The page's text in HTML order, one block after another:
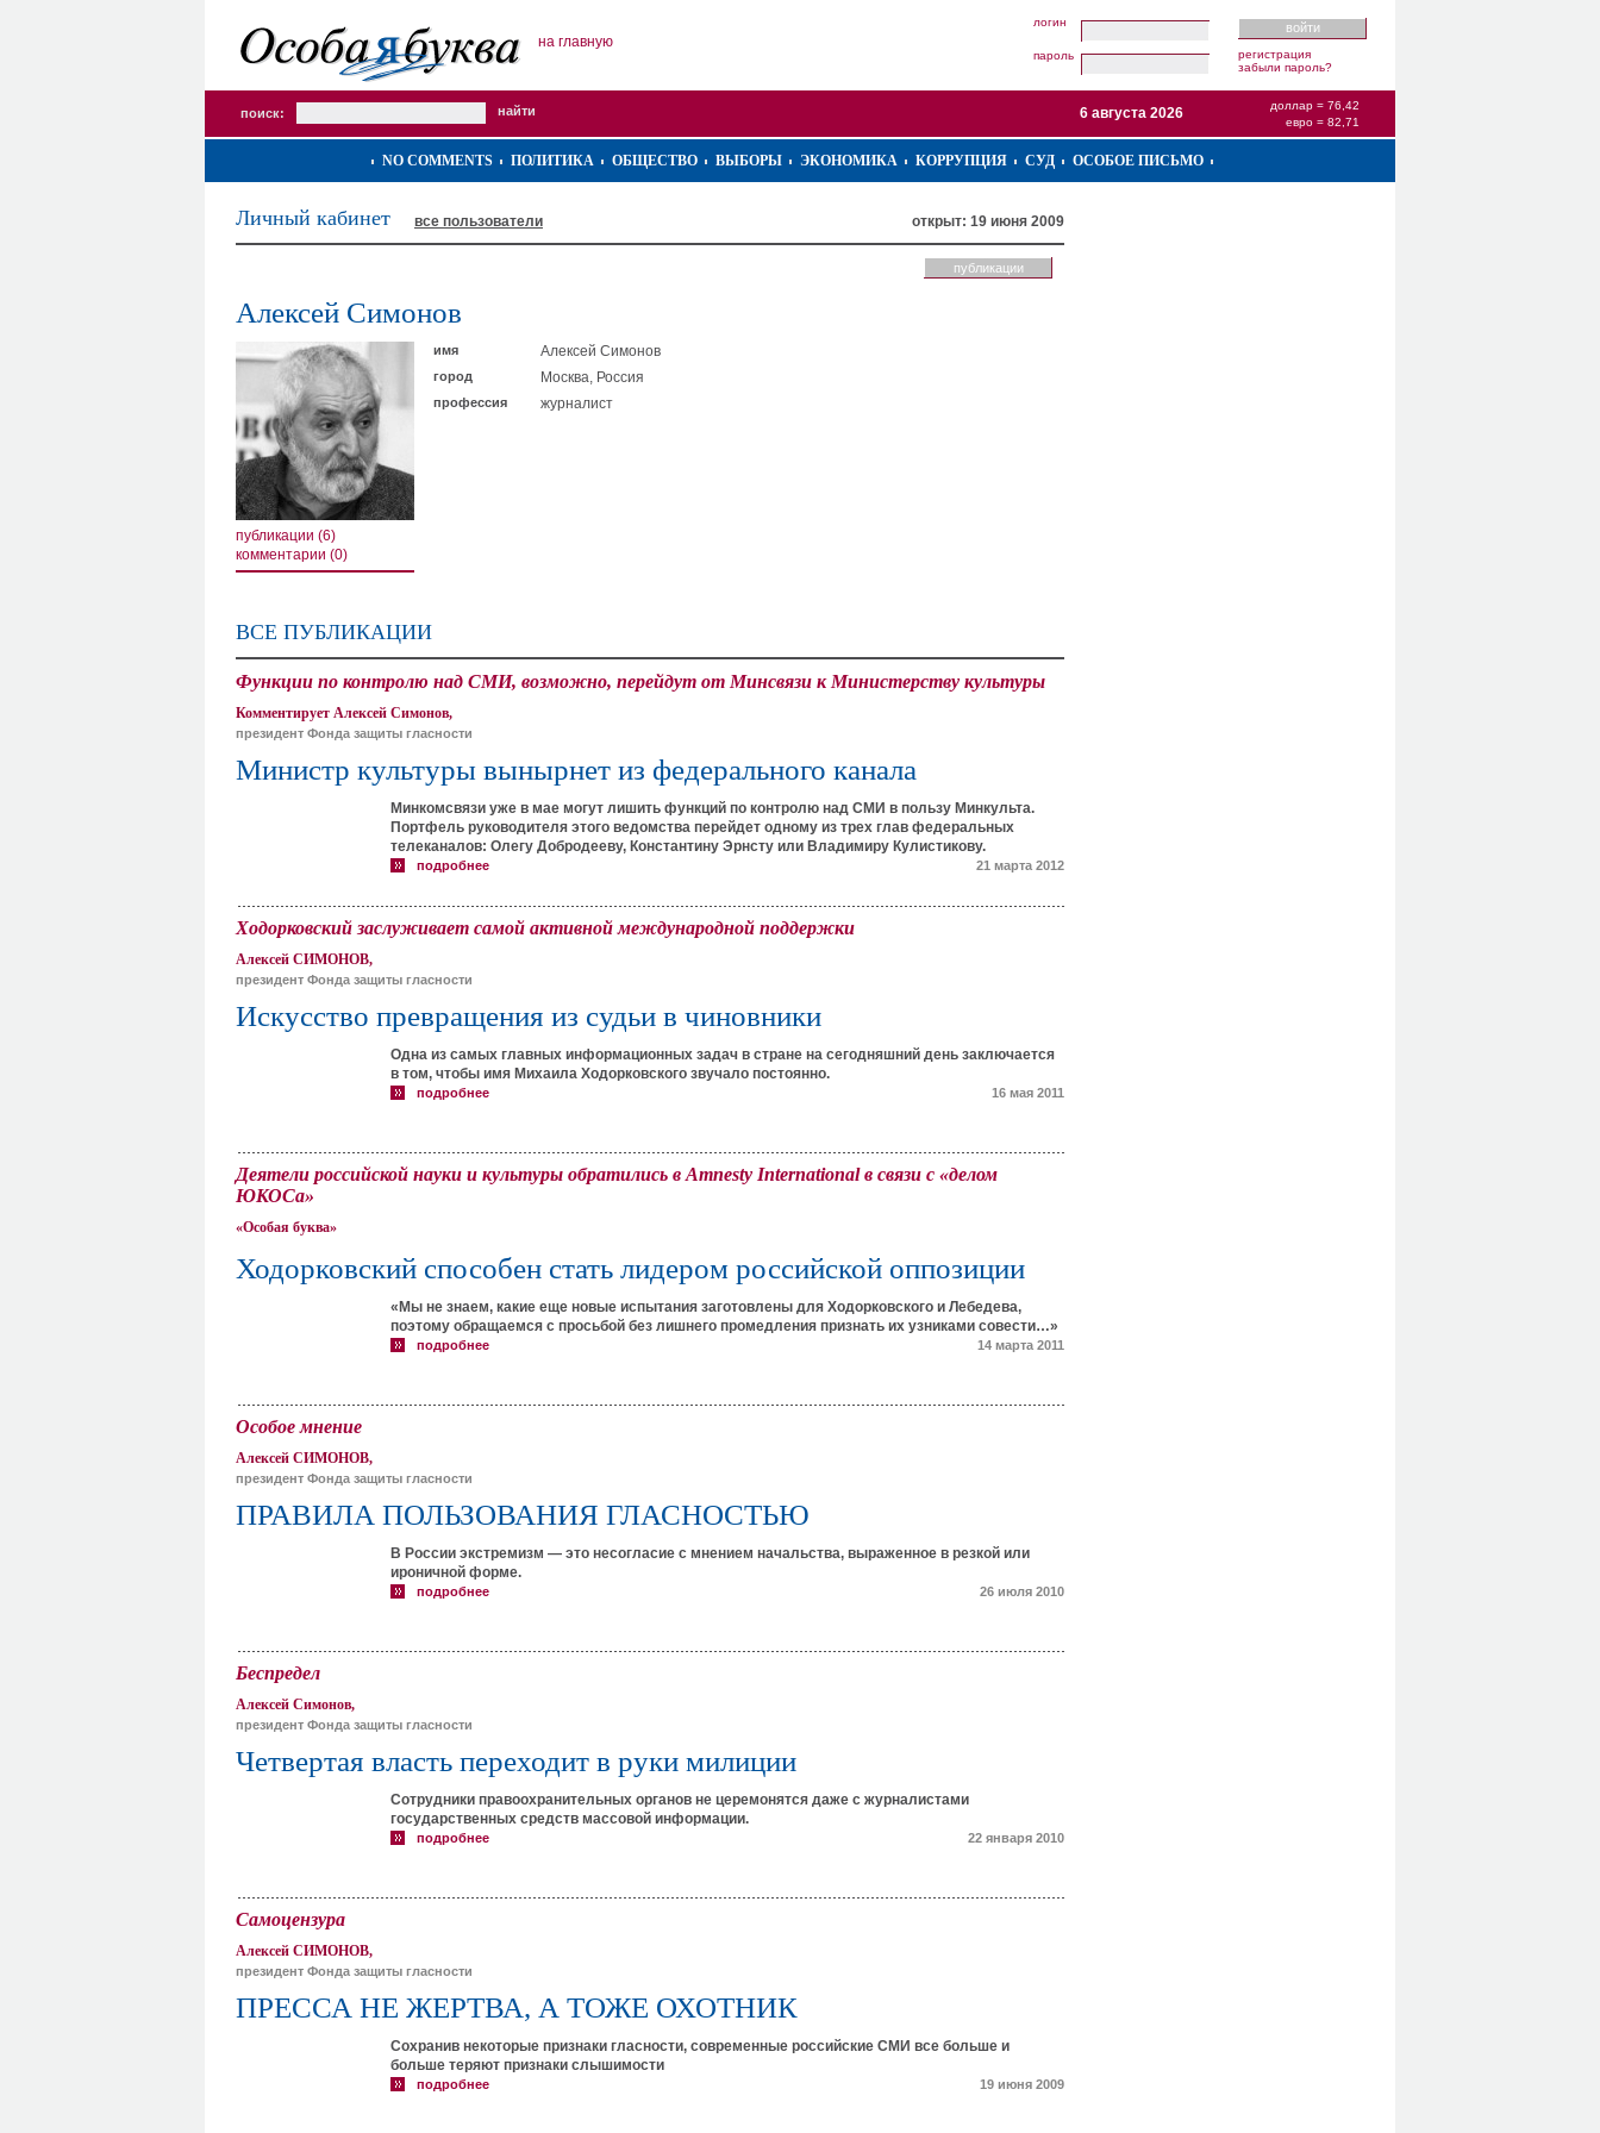
на главную
логин
пароль
регистрация
забыли пароль?
поиск:
доллар = 76,42
евро = 82,71
6 августа 2026
NO COMMENTS ПОЛИТИКА ОБЩЕСТВО ВЫБОРЫ ЭКОНОМИКА КОРРУПЦИЯ СУД ОСОБОЕ ПИСЬМО
открыт: 19 июня 2009
Личный кабинет все пользователи
публикации
Алексей Симонов
публикации (6)
комментарии (0)
имя Алексей Симонов
город Москва, Россия
профессия журналист
ВСЕ ПУБЛИКАЦИИ
Функции по контролю над СМИ, возможно, перейдут от Минсвязи к Министерству культуры
Комментирует Алексей Симонов,
президент Фонда защиты гласности
Министр культуры вынырнет из федерального канала
Минкомсвязи уже в мае могут лишить функций по контролю над СМИ в пользу Минкульта.
Портфель руководителя этого ведомства перейдет одному из трех глав федеральных
телеканалов: Олегу Добродееву, Константину Эрнсту или Владимиру Кулистикову.
подробнее 21 марта 2012
Ходорковский заслуживает самой активной международной поддержки
Алексей СИМОНОВ,
президент Фонда защиты гласности
Искусство превращения из судьи в чиновники
Одна из самых главных информационных задач в стране на сегодняшний день заключается
в том, чтобы имя Михаила Ходорковского звучало постоянно.
подробнее 16 мая 2011
Деятели российской науки и культуры обратились в Amnesty International в связи с «делом
ЮКОСа»
«Особая буква»
Ходорковский способен стать лидером российской оппозиции
«Мы не знаем, какие еще новые испытания заготовлены для Ходорковского и Лебедева,
поэтому обращаемся с просьбой без лишнего промедления признать их узниками совести…»
подробнее 14 марта 2011
Особое мнение
Алексей СИМОНОВ,
президент Фонда защиты гласности
ПРАВИЛА ПОЛЬЗОВАНИЯ ГЛАСНОСТЬЮ
В России экстремизм — это несогласие с мнением начальства, выраженное в резкой или
ироничной форме.
подробнее 26 июля 2010
Беспредел
Алексей Симонов,
президент Фонда защиты гласности
Четвертая власть переходит в руки милиции
Сотрудники правоохранительных органов не церемонятся даже с журналистами
государственных средств массовой информации.
подробнее 22 января 2010
Самоцензура
Алексей СИМОНОВ,
президент Фонда защиты гласности
ПРЕССА НЕ ЖЕРТВА, А ТОЖЕ ОХОТНИК
Сохранив некоторые признаки гласности, современные российские СМИ все больше и
больше теряют признаки слышимости
подробнее 19 июня 2009